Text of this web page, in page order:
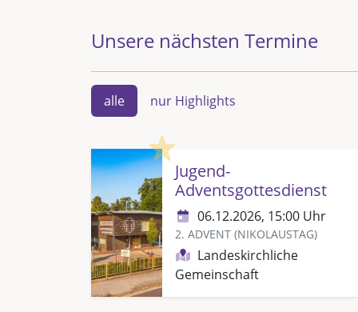
Unsere nächsten Termine
alle nur Highlights
Highlight
Jugend-
Adventsgottesdienst
06.12.2026, 15:00 Uhr
2. ADVENT (NIKOLAUSTAG)
Landeskirchliche
Gemeinschaft